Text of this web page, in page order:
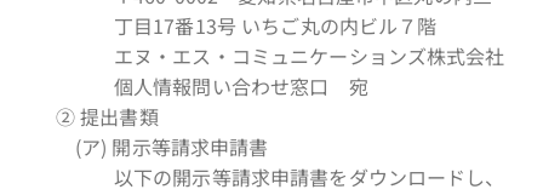
丁目17番13号 いちご丸の内ビル７階
エヌ・エス・コミュニケーションズ株式会社
個人情報問い合わせ窓口 宛
② 提出書類
(ア) 開示等請求申請書
以下の開示等請求申請書をダウンロードし、